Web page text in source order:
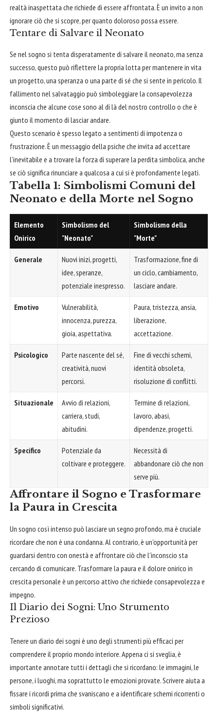
realtà inaspettata che richiede di essere affrontata. È un invito a non
ignorare ciò che si scopre, per quanto doloroso possa essere.
Tentare di Salvare il Neonato
Se nel sogno si tenta disperatamente di salvare il neonato, ma senza
successo, questo può riflettere la propria lotta per mantenere in vita
un progetto, una speranza o una parte di sé che si sente in pericolo. Il
fallimento nel salvataggio può simboleggiare la consapevolezza
inconscia che alcune cose sono al di là del nostro controllo o che è
giunto il momento di lasciar andare.
Questo scenario è spesso legato a sentimenti di impotenza o
frustrazione. È un messaggio della psiche che invita ad accettare
l'inevitabile e a trovare la forza di superare la perdita simbolica, anche
se ciò significa rinunciare a qualcosa a cui si è profondamente legati.
Tabella 1: Simbolismi Comuni del
Neonato e della Morte nel Sogno
Elemento
Onirico
Simbolismo del
"Neonato"
Simbolismo della
"Morte"
Generale
Nuovi inizi, progetti,
idee, speranze,
potenziale inespresso.
Trasformazione, fine di
un ciclo, cambiamento,
lasciare andare.
Emotivo
Vulnerabilità,
innocenza, purezza,
gioia, aspettativa.
Paura, tristezza, ansia,
liberazione,
accettazione.
Psicologico
Parte nascente del sé,
creatività, nuovi
percorsi.
Fine di vecchi schemi,
identità obsoleta,
risoluzione di conflitti.
Situazionale
Avvio di relazioni,
carriera, studi,
abitudini.
Termine di relazioni,
lavoro, abasi,
dipendenze, progetti.
Specifico
Potenziale da
coltivare e proteggere.
Necessità di
abbandonare ciò che non
serve più.
Affrontare il Sogno e Trasformare
la Paura in Crescita
Un sogno così intenso può lasciare un segno profondo, ma è cruciale
ricordare che non è una condanna. Al contrario, è un'opportunità per
guardarsi dentro con onestà e affrontare ciò che l'inconscio sta
cercando di comunicare. Trasformare la paura e il dolore onirico in
crescita personale è un percorso attivo che richiede consapevolezza e
impegno.
Il Diario dei Sogni: Uno Strumento
Prezioso
Tenere un diario dei sogni è uno degli strumenti più efficaci per
comprendere il proprio mondo interiore. Appena ci si sveglia, è
importante annotare tutti i dettagli che si ricordano: le immagini, le
persone, i luoghi, ma soprattutto le emozioni provate. Scrivere aiuta a
fissare i ricordi prima che svaniscano e a identificare schemi ricorrenti o
simboli significativi.